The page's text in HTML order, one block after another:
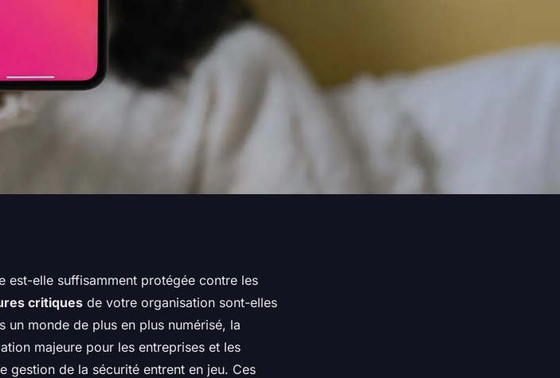
est-elle suffisamment protégée contre les
critiques de votre organisation sont-elles
un monde de plus en plus numérisé, la
majeure pour les entreprises et les
gestion de la sécurité entrent en jeu. Ces